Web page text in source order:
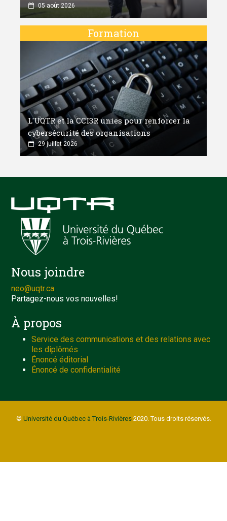
05 août 2026
Formation
L'UQTR et la CCI3R unies pour renforcer la
cybersécurité des organisations
29 juillet 2026
Nous joindre
neo@uqtr.ca
Partagez-nous vos nouvelles!
À propos
Service des communications et des relations avec
les diplômés
Énoncé éditorial
Énoncé de confidentialité
© Université du Québec à Trois-Rivières2020. Tous droits réservés.